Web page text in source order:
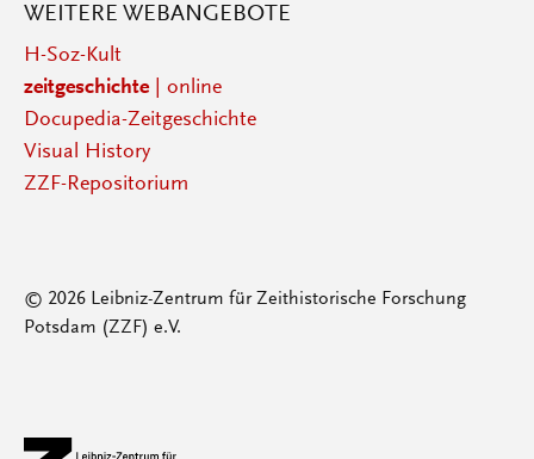
WEITERE WEBANGEBOTE
H-Soz-Kult
zeitgeschichte| online
Docupedia-Zeitgeschichte
Visual History
ZZF-Repositorium
© 2026 Leibniz-Zentrum für Zeithistorische Forschung
Potsdam (ZZF) e.V.